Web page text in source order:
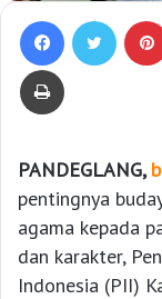
PANDEGLANG,
pentingnya
agama kepada
dan karakter,
Indonesia (PII)